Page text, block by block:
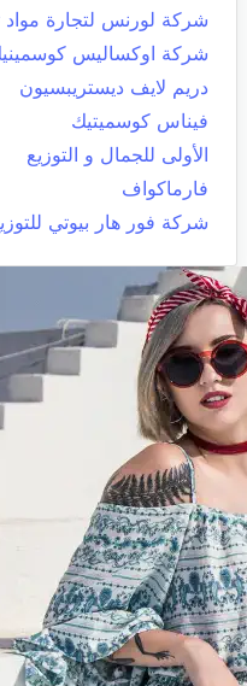
شركة لورنس لتجارة مواد
شركة اوكساليس
دريم لايف ديستريبسيون
فيناس كوسميتيك
الأولى للجمال و التوزيع
فارماكواف
شركة فور هار بيوتي